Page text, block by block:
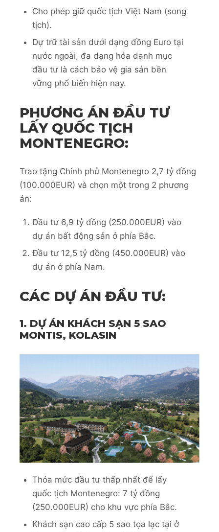
Cho phép giữ quốc tịch Việt Nam (song
tịch).
Dự trữ tài sản dưới dạng đồng Euro tại
nước ngoài, đa dạng hóa danh mục
đầu tư là cách bảo vệ gia sản bền
vững phổ biến hiện nay.
PHƯƠNG ÁN ĐẦU TƯ
LẤY QUỐC TỊCH
MONTENEGRO:
Trao tặng Chính phủ Montenegro 2,7 tỷ đồng
(100.000EUR) và chọn một trong 2 phương
án:
Đầu tư 6,9 tỷ đồng (250.000EUR) vào
dự án bất động sản ở phía Bắc.
Đầu tư 12,5 tỷ đồng (450.000EUR) vào
dự án ở phía Nam.
CÁC DỰ ÁN ĐẦU TƯ:
1. DỰ ÁN KHÁCH SẠN 5 SAO
MONTIS, KOLASIN
Thỏa mức đầu tư thấp nhất để lấy
quốc tịch Montenegro: 7 tỷ đồng
(250.000EUR) cho khu vực phía Bắc.
Khách sạn cao cấp 5 sao tọa lạc tại ở